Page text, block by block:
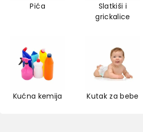
Pića
Slatkiši i
grickalice
Kućna kemija Kutak za bebe